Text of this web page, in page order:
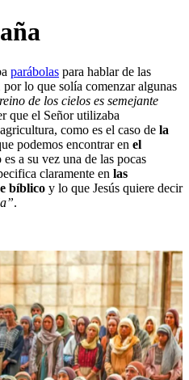
parábolas para hablar de las
lo que solía comenzar algunas
de los cielos es semejante
que el Señor utilizaba
como es el caso de la
podemos encontrar en el
es a su vez una de las pocas
claramente en las
bíblico y lo que Jesús quiere decir
.